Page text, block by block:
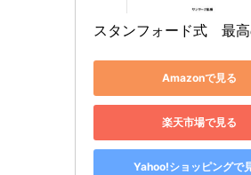
スタンフォード式　最
Amazonで見る
楽天市場で見る
Yahoo!ショッピングで